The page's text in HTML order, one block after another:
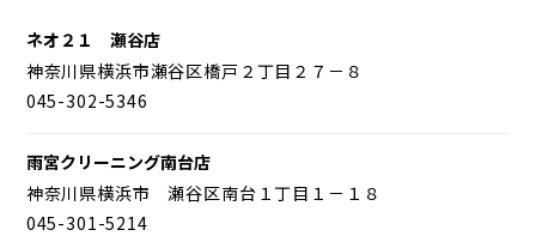
ネオ２１ 瀬谷店
神奈川県横浜市瀬谷区橋戸２丁目２７－８
045-302-5346
雨宮クリーニング南台店
神奈川県横浜市 瀬谷区南台１丁目１－１８
045-301-5214